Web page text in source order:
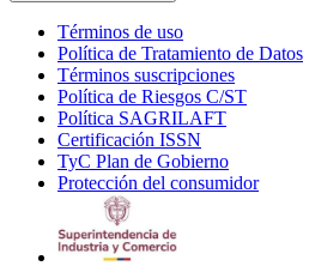
Términos de uso
in
new
window
Política de Tratamiento de Datos
Términos suscripciones
in
Política de Riesgos C/ST
Política SAGRILAFT
new
window
Certificación ISSN
in
new
TyC Plan de Gobierno
in
Protección del consumidorOpens